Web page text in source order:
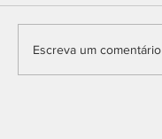
Escreva um comentário